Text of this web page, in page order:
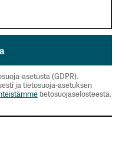
asetusta (GDPR).
ja tietosuoja-asetuksen
tietosuojaselosteesta.